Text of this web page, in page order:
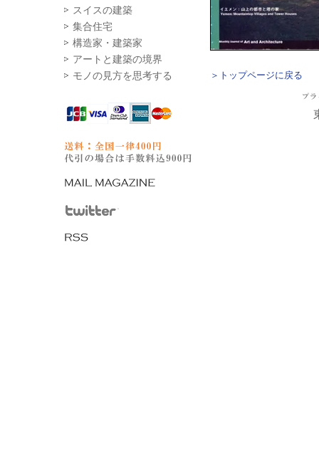
スイスの建築
集合住宅
構造家・建築家
アートと建築の境界
モノの見方を思考する
＞トップページに戻る